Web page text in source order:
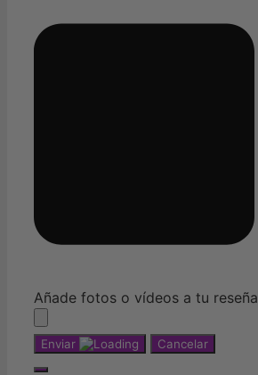
Añade fotos o vídeos a tu reseña
Enviar Cancelar